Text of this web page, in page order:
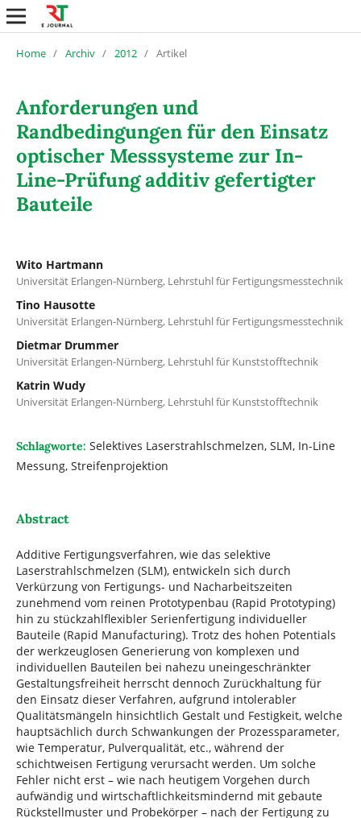
Home / Archiv / 2012 / Artikel
Anforderungen und
Randbedingungen für den Einsatz
optischer Messsysteme zur In-
Line-Prüfung additiv gefertigter
Bauteile
Wito Hartmann
Universität Erlangen-Nürnberg, Lehrstuhl für Fertigungsmesstechnik
Tino Hausotte
Universität Erlangen-Nürnberg, Lehrstuhl für Fertigungsmesstechnik
Dietmar Drummer
Universität Erlangen-Nürnberg, Lehrstuhl für Kunststofftechnik
Katrin Wudy
Universität Erlangen-Nürnberg, Lehrstuhl für Kunststofftechnik
Schlagworte: Selektives Laserstrahlschmelzen, SLM, In-Line
Messung, Streifenprojektion
Abstract
Additive Fertigungsverfahren, wie das selektive
Laserstrahlschmelzen (SLM), entwickeln sich durch
Verkürzung von Fertigungs- und Nacharbeitszeiten
zunehmend vom reinen Prototypenbau (Rapid Prototyping)
hin zu stückzahlflexibler Serienfertigung individueller
Bauteile (Rapid Manufacturing). Trotz des hohen Potentials
der werkzeuglosen Generierung von komplexen und
individuellen Bauteilen bei nahezu uneingeschränkter
Gestaltungsfreiheit herrscht dennoch Zurückhaltung für
den Einsatz dieser Verfahren, aufgrund intolerabler
Qualitätsmängeln hinsichtlich Gestalt und Festigkeit, welche
hauptsächlich durch Schwankungen der Prozessparameter,
wie Temperatur, Pulverqualität, etc., während der
schichtweisen Fertigung verursacht werden. Um solche
Fehler nicht erst – wie nach heutigem Vorgehen durch
aufwändig und wirtschaftlichkeitsmindernd mit gebaute
Rückstellmuster und Probekörper – nach der Fertigung zu